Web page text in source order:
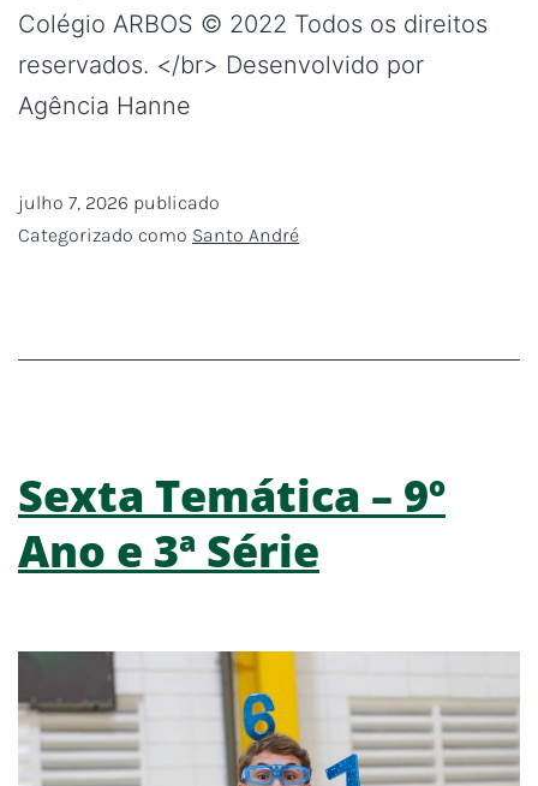
Colégio ARBOS © 2022 Todos os direitos
reservados. </br> Desenvolvido por
Agência Hanne
julho 7, 2026 publicado
Categorizado como Santo André
Sexta Temática – 9º
Ano e 3ª Série